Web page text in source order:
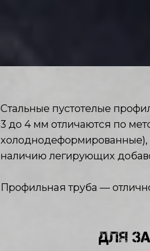
Стальные пустотелые
3 до 4 мм отличаются по
холоднодеформированные),
наличию легирующих
Профильная труба —
ДЛЯ